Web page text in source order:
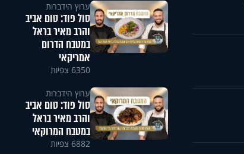
ערוץ הידברות
סול פוד: טום אביב
והרב מאיר בראל
במטבח הדרום
אמריקאי
6350 צפיות
ערוץ הידברות
סול פוד: טום אביב
והרב מאיר בראל
במטבח המרוקאי
6882 צפיות